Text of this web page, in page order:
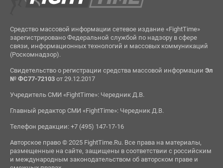
Средство массовой информации сетевое издание «FightTime»
зарегистрировано Федеральной службой по надзору в сфере
связи, информационных технологий и массовых коммуникаций
(Роскомнадзор).
Свидетельство о регистрации средства массовой информации Эл
№ ФС77-72103от 29.12.2017
Учредитель СМИ «FightTime»: Чередник Д.В.
Главный редактор СМИ «FightTime»: Чередник Д.В.
Телефон редакции: +7 (495) 147-17-16
Авторское право © 2025 FightTime.Ru. Все права на материалы,
размещенные на сайте, защищены в соответствии с российским
и международным законодательством об авторском праве и